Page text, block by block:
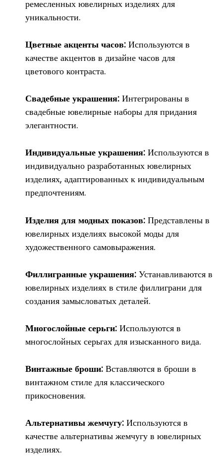
ремесленных ювелирных изделиях для
уникальности.
Цветные акценты часов:Используются в
качестве акцентов в дизайне часов для
цветового контраста.
Свадебные украшения:Интегрированы в
свадебные ювелирные наборы для придания
элегантности.
Индивидуальные украшения:Используются в
индивидуально разработанных ювелирных
изделиях, адаптированных к индивидуальным
предпочтениям.
Изделия для модных показов:Представлены в
ювелирных изделиях высокой моды для
художественного самовыражения.
Филлигранные украшения:Устанавливаются в
ювелирных изделиях в стиле филлиграни для
создания замысловатых деталей.
Многослойные серьги:Используются в
многослойных серьгах для изысканного вида.
Винтажные броши:Вставляются в броши в
винтажном стиле для классического
прикосновения.
Альтернативы жемчугу:Используются в
качестве альтернативы жемчугу в ювелирных
изделиях.